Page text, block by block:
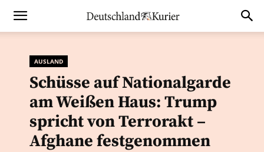
AUSLAND
Schüsse auf Nationalgarde
am Weißen Haus: Trump
spricht von Terrorakt –
Afghane festgenommen